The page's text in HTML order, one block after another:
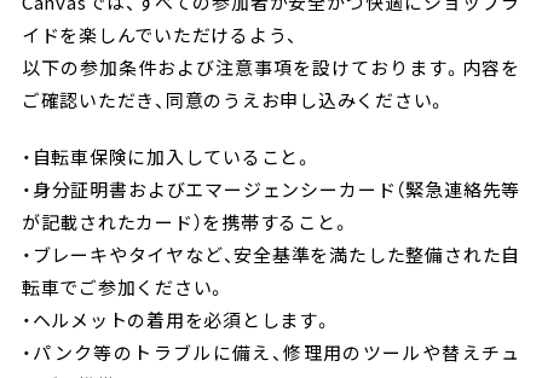
イドを楽しんでいただけるよう、
以下の参加条件および注意事項を設けております。内容を
ご確認いただき、同意のうえお申し込みください。
・自転車保険に加入していること。
・身分証明書およびエマージェンシーカード（緊急連絡先等
が記載されたカード）を携帯すること。
・ブレーキやタイヤなど、安全基準を満たした整備された自
転車でご参加ください。
・ヘルメットの着用を必須とします。
・パンク等のトラブルに備え、修理用のツールや替えチュ